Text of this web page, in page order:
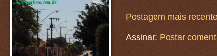
Postagem mais recente
Assinar: Postar